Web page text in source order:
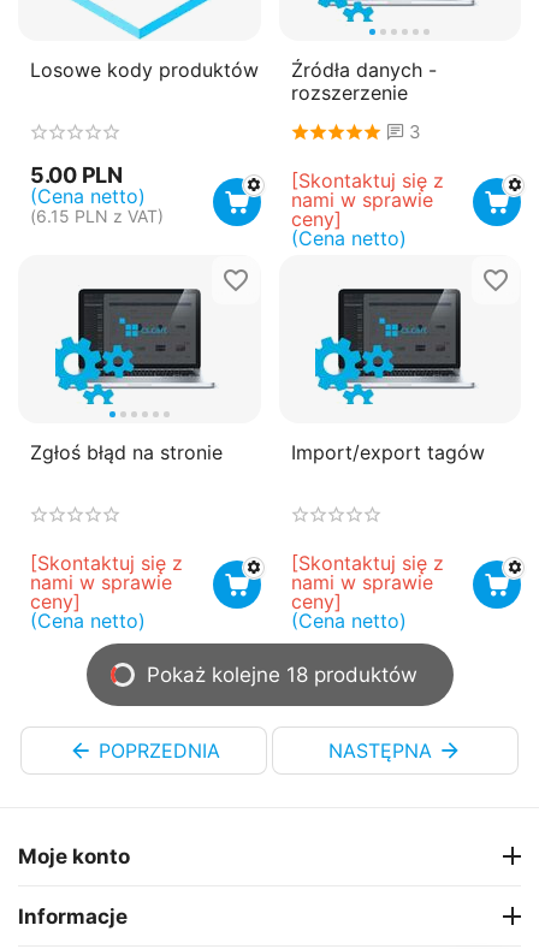
Losowe kody produktów
5.00 PLN
(Cena netto)
(6.15 PLN z VAT)
Źródła danych -
rozszerzenie
3
[Skontaktuj się z
nami w sprawie
ceny]
(Cena netto)
Zgłoś błąd na stronie
[Skontaktuj się z
nami w sprawie
ceny]
(Cena netto)
Import/export tagów
[Skontaktuj się z
nami w sprawie
ceny]
(Cena netto)
Pokaż kolejne 18 produktów
POPRZEDNIA NASTĘPNA
Moje konto
Informacje